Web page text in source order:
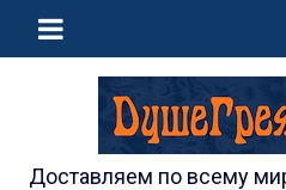
Доставляем по всему